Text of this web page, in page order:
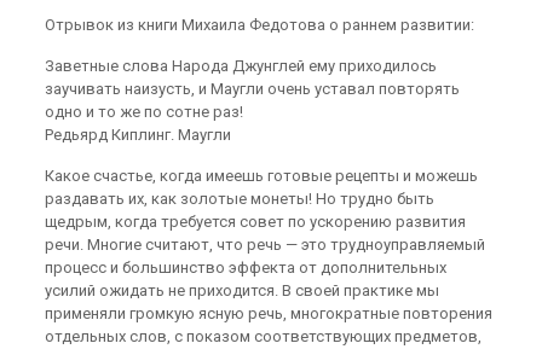
Отрывок из книги Михаила Федотова о раннем развитии:
Заветные слова Народа Джунглей ему приходилось
заучивать наизусть, и Маугли очень уставал повторять
одно и то же по сотне раз!
Редьярд Киплинг. Маугли
Какое счастье, когда имеешь готовые рецепты и можешь
раздавать их, как золотые монеты! Но трудно быть
щедрым, когда требуется совет по ускорению развития
речи. Многие считают, что речь — это трудноуправляемый
процесс и большинство эффекта от дополнительных
усилий ожидать не приходится. В своей практике мы
применяли громкую ясную речь, многократные повторения
отдельных слов, с показом соответствующих предметов,